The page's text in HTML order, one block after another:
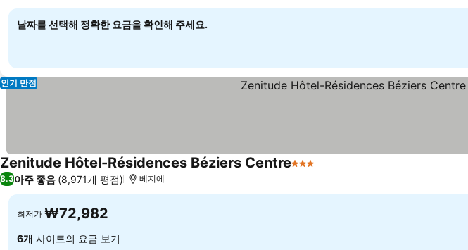
날짜를 선택해 정확한 요금을 확인해 주세요.
인기 만점
Zenitude Hôtel-Résidences Béziers Centre3 성급
8.3아주 좋음 (8,971개 평점) 베지에
최저가 ₩72,982
6개 사이트의 요금 보기